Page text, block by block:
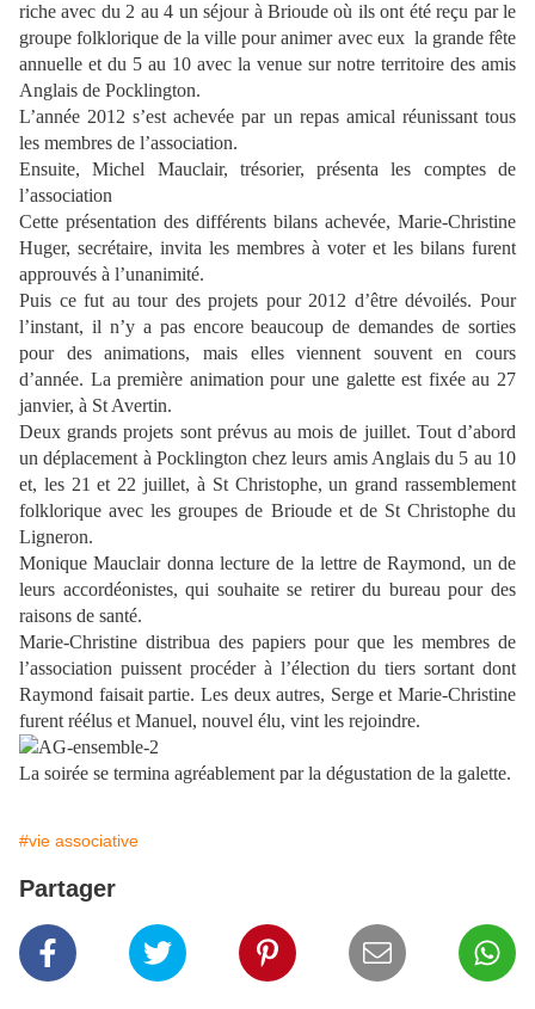
riche avec du 2 au 4 un séjour à Brioude où ils ont été reçu par le
groupe folklorique de la ville pour animer avec eux la grande fête
annuelle et du 5 au 10 avec la venue sur notre territoire des amis
Anglais de Pocklington.
L’année 2012 s’est achevée par un repas amical réunissant tous
les membres de l’association.
Ensuite, Michel Mauclair, trésorier, présenta les comptes de
l’association
Cette présentation des différents bilans achevée, Marie-Christine
Huger, secrétaire, invita les membres à voter et les bilans furent
approuvés à l’unanimité.
Puis ce fut au tour des projets pour 2012 d’être dévoilés. Pour
l’instant, il n’y a pas encore beaucoup de demandes de sorties
pour des animations, mais elles viennent souvent en cours
d’année. La première animation pour une galette est fixée au 27
janvier, à St Avertin.
Deux grands projets sont prévus au mois de juillet. Tout d’abord
un déplacement à Pocklington chez leurs amis Anglais du 5 au 10
et, les 21 et 22 juillet, à St Christophe, un grand rassemblement
folklorique avec les groupes de Brioude et de St Christophe du
Ligneron.
Monique Mauclair donna lecture de la lettre de Raymond, un de
leurs accordéonistes, qui souhaite se retirer du bureau pour des
raisons de santé.
Marie-Christine distribua des papiers pour que les membres de
l’association puissent procéder à l’élection du tiers sortant dont
Raymond faisait partie. Les deux autres, Serge et Marie-Christine
furent réélus et Manuel, nouvel élu, vint les rejoindre.
La soirée se termina agréablement par la dégustation de la galette.
#vie associative
Partager